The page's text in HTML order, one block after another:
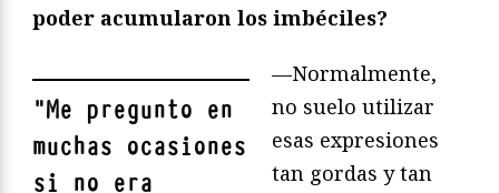
poder acumularon los imbéciles?
"Me pregunto en
muchas ocasiones
si no era
—Normalmente,
no suelo utilizar
esas expresiones
tan gordas y tan